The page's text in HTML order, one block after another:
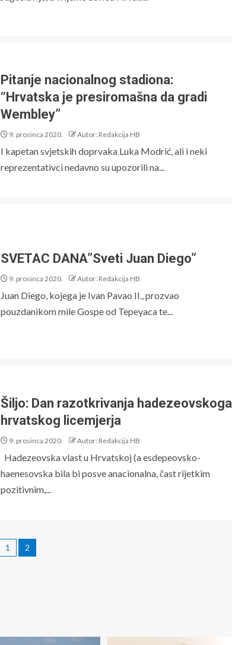
Pitanje nacionalnog stadiona:
“Hrvatska je presiromašna da gradi
Wembley”
9. prosinca 2020. Autor: Redakcija HB
I kapetan svjetskih doprvaka Luka Modrić, ali i neki
reprezentativci nedavno su upozorili na...
SVETAC DANA”Sveti Juan Diego”
9. prosinca 2020. Autor: Redakcija HB
Juan Diego, kojega je Ivan Pavao II., prozvao
pouzdanikom mile Gospe od Tepeyaca te...
Šiljo: Dan razotkrivanja hadezeovskoga
hrvatskog licemjerja
9. prosinca 2020. Autor: Redakcija HB
Hadezeovska vlast u Hrvatskoj (a esdepeovsko-
haenesovska bila bi posve anacionalna, čast rijetkim
pozitivnim,...
1 2